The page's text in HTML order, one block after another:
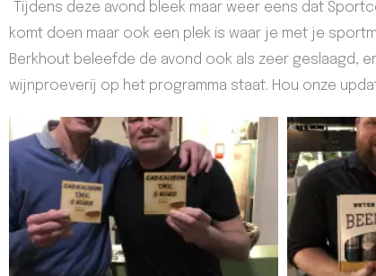
Tijdens deze avond bleek maar weer eens dat
komt doen maar ook een plek is waar je met je
Berkhout beleefde de avond ook als zeer geslaagd,
wijnproeverij op het programma staat. Hou onze